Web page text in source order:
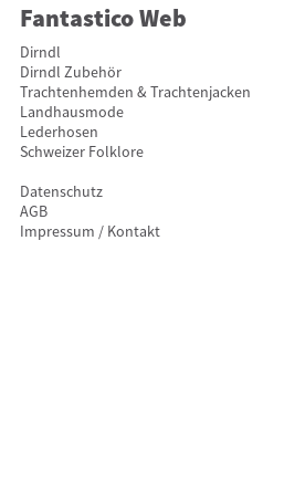
Fantastico Web
Dirndl
Dirndl Zubehör
Trachtenhemden & Trachtenjacken
Landhausmode
Lederhosen
Schweizer Folklore
Datenschutz
AGB
Impressum / Kontakt